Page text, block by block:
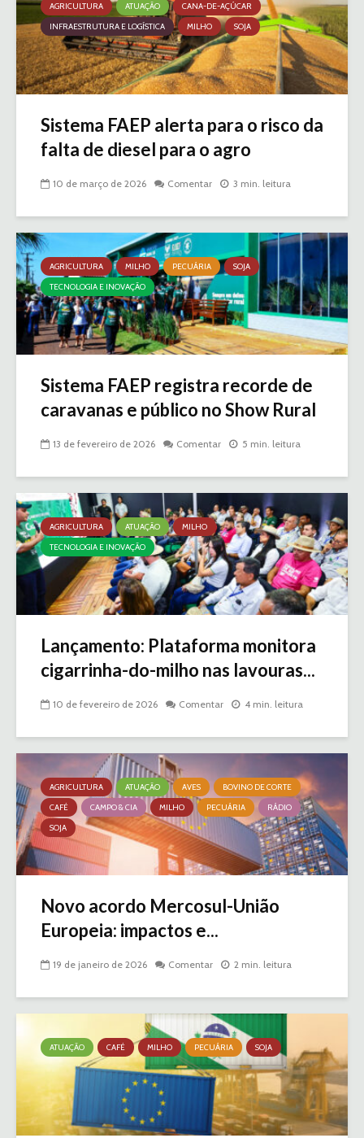
AGRICULTURA ATUAÇÃO
CANA-DE-AÇÚCAR
INFRAESTRUTURA E LOGÍSTICA
MILHO SOJA
Sistema FAEP alerta para o risco da
falta de diesel para o agro
10 de março de 2026 Comentar 3 min. leitura
AGRICULTURA MILHO PECUÁRIA
SOJA
TECNOLOGIA E INOVAÇÃO
Sistema FAEP registra recorde de
caravanas e público no Show Rural
13 de fevereiro de 2026 Comentar 5 min. leitura
AGRICULTURA ATUAÇÃO
MILHO
TECNOLOGIA E INOVAÇÃO
Lançamento: Plataforma monitora
cigarrinha-do-milho nas lavouras...
10 de fevereiro de 2026 Comentar 4 min. leitura
AGRICULTURA ATUAÇÃO AVES
BOVINO DE CORTE
CAFÉ
CAMPO & CIA MILHO PECUÁRIA
RÁDIO
SOJA
Novo acordo Mercosul-União
Europeia: impactos e...
19 de janeiro de 2026 Comentar 2 min. leitura
ATUAÇÃO CAFÉ MILHO PECUÁRIA SOJA